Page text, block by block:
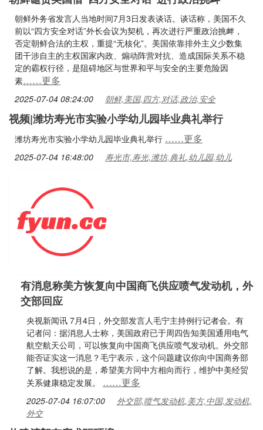
朝鲜外务省发言人当地时间7月3日发表谈话。谈话称，美国不久
前以“四方安全对话”外长会议为契机，再次进行严重政治挑衅，
否定朝鲜合法的主权，重提“无核化”。美国依靠排外主义少数集
团干涉自主的主权国家内政、煽动阵营对抗、造成国际关系不稳
定的霸权行径，是阻碍地区与世界和平与安全的主要危险因
素……更多
2025-07-04 08:24:00 朝鲜,美国,四方,对话,政治,安全
视频|潍坊寿光市实验小学幼儿园毕业典礼举行
潍坊寿光市实验小学幼儿园毕业典礼举行 ……更多
2025-07-04 16:48:00 寿光市,寿光,潍坊,典礼,幼儿园,幼儿
有消息称美方恢复向中国商飞供应喷气发动机，外
交部回应
央视新闻讯 7月4日，外交部发言人毛宁主持例行记者会。有
记者问：据消息人士称，美国政府已于周四告知美国通用电气
航空航天公司，可以恢复向中国商飞供应喷气发动机。外交部
能否证实这一消息？毛宁表示，这个问题建议你向中国商务部
了解。我想说的是，希望美方同中方相向而行，维护中美经贸
关系健康稳定发展。 ……更多
2025-07-04 16:07:00
外交部,喷气发动机,美方,中国,发动机,
外交